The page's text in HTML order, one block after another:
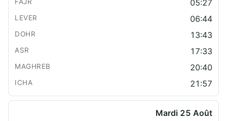
05:27
06:44
13:43
17:33
20:40
21:57
Mardi 25 Août